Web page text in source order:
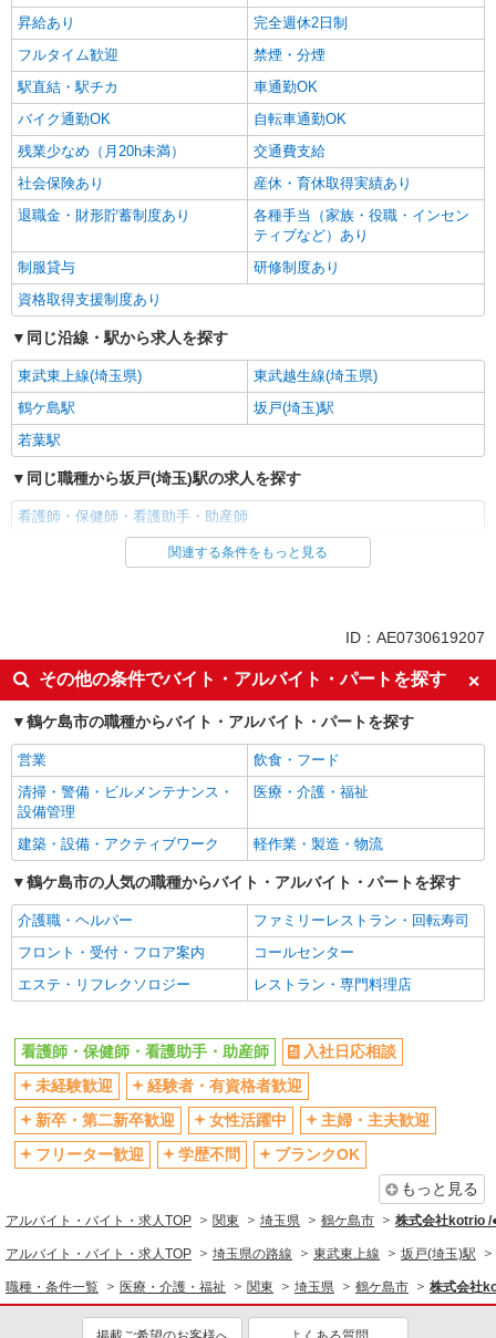
昇給あり
完全週休2日制
フルタイム歓迎
禁煙・分煙
駅直結・駅チカ
車通勤OK
バイク通勤OK
自転車通勤OK
残業少なめ（月20h未満）
交通費支給
社会保険あり
産休・育休取得実績あり
退職金・財形貯蓄制度あり
各種手当（家族・役職・インセン
ティブなど）あり
制服貸与
研修制度あり
資格取得支援制度あり
同じ沿線・駅から求人を探す
東武東上線(埼玉県)
東武越生線(埼玉県)
鶴ケ島駅
坂戸(埼玉)駅
若葉駅
同じ職種から坂戸(埼玉)駅の求人を探す
看護師・保健師・看護助手・助産師
同じ雇用形態から坂戸(埼玉)駅の求人を探す
入社日応相談
未経験歓迎
経験者・有資格者歓迎
新卒・第二新卒歓迎
女性活躍中
主婦・主夫歓迎
フリーター歓迎
学歴不問
ブランクOK
ミドル（40代～）活躍中
エルダー（50代～）活躍中
シニア（60代～）活躍中
高収入・高額
ボーナス・賞与あり
昇給あり
完全週休2日制
フルタイム歓迎
禁煙・分煙
駅直結・駅チカ
車通勤OK
バイク通勤OK
自転車通勤OK
社会保険あり
産休・育休取得実績あり
退職金・財形貯蓄制度あり
各種手当（家族・役職・インセン
ティブなど）あり
制服貸与
研修制度あり
資格取得支援制度あり
医療・介護・福祉
看護師・保健師・看護助手・助産師
同じ特徴から求人を探す
関連する条件をもっと見る
ID：AE0730619207
その他の条件でバイト・アルバイト・パートを探す
鶴ケ島市の職種からバイト・アルバイト・パートを探す
営業
飲食・フード
清掃・警備・ビルメンテナンス・
設備管理
医療・介護・福祉
建築・設備・アクティブワーク 軽作業・製造・物流
鶴ケ島市の人気の職種からバイト・アルバイト・パートを探す
介護職・ヘルパー
ファミリーレストラン・回転寿司
フロント・受付・フロア案内
コールセンター
エステ・リフレクソロジー
レストラン・専門料理店
看護師・保健師・看護助手・助産師
入社日応相談
未経験歓迎
経験者・有資格者歓迎
新卒・第二新卒歓迎
女性活躍中
主婦・主夫歓迎
フリーター歓迎
学歴不問
ブランクOK
もっと見る
アルバイト・バイト・求人TOP 関東 埼玉県 鶴ケ島市 株式会社kotrio /
アルバイト・バイト・求人TOP 埼玉県の路線 東武東上線 坂戸(埼玉)駅
職種・条件一覧 医療・介護・福祉 関東 埼玉県 鶴ケ島市 株式会社